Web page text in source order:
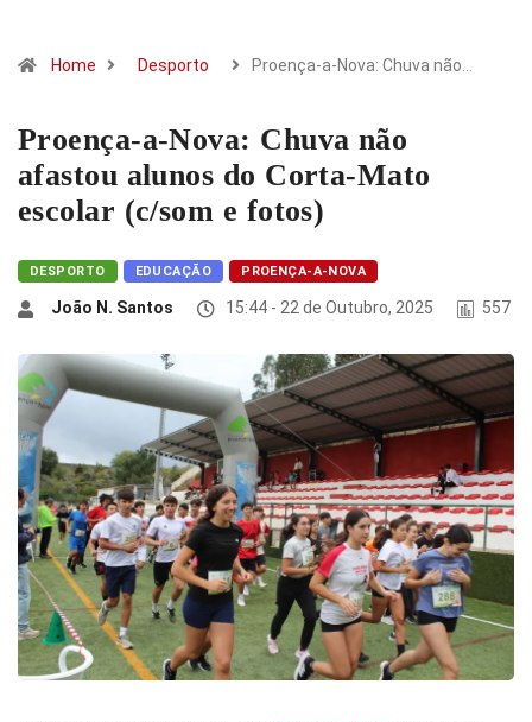
Home Desporto Proença-a-Nova: Chuva não…
Proença-a-Nova: Chuva não
afastou alunos do Corta-Mato
escolar (c/som e fotos)
DESPORTO EDUCAÇÃO PROENÇA-A-NOVA
João N. Santos 15:44 - 22 de Outubro, 2025 557